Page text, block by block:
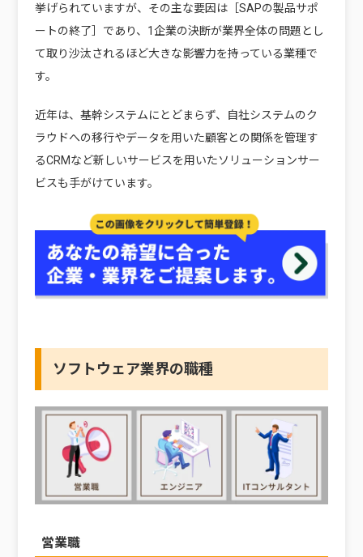
挙げられていますが、その主な要因は［SAPの製品サポ
ートの終了］であり、1企業の決断が業界全体の問題とし
て取り沙汰されるほど大きな影響力を持っている業種で
す。
近年は、基幹システムにとどまらず、自社システムのク
ラウドへの移行やデータを用いた顧客との関係を管理す
るCRMなど新しいサービスを用いたソリューションサー
ビスも手がけています。
ソフトウェア業界の職種
営業職